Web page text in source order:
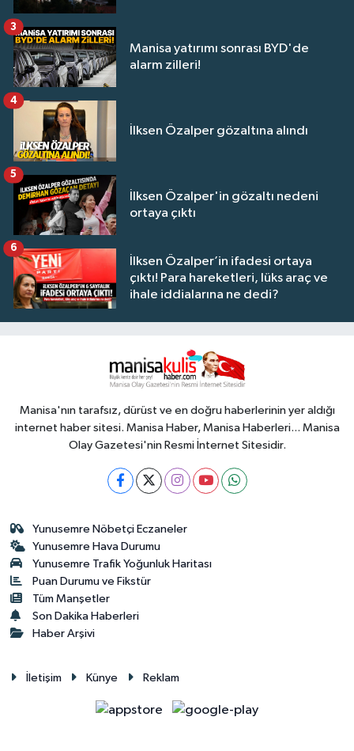
Manisa yatırımı sonrası BYD'de
alarm zilleri!
3
İlksen Özalper gözaltına alındı
4
İlksen Özalper'in gözaltı nedeni
ortaya çıktı
5
İlksen Özalper’in ifadesi ortaya
çıktı! Para hareketleri, lüks araç ve
ihale iddialarına ne dedi?
6
Manisa'nın tarafsız, dürüst ve en doğru haberlerinin yer aldığı
internet haber sitesi. Manisa Haber, Manisa Haberleri... Manisa
Olay Gazetesi'nin Resmi İnternet Sitesidir.
Yunusemre Nöbetçi Eczaneler
Yunusemre Hava Durumu
Yunusemre Trafik Yoğunluk Haritası
Puan Durumu ve Fikstür
Tüm Manşetler
Son Dakika Haberleri
Haber Arşivi
İletişim Künye Reklam